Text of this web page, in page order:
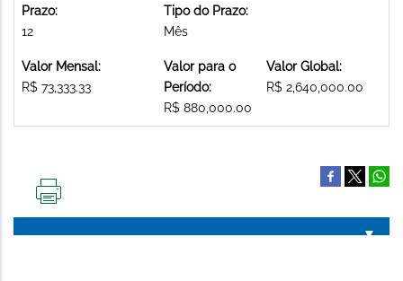
Prazo:
12
Tipo do Prazo:
Mês
Valor Mensal:
R$ 73,333.33
Valor para o
Período:
R$ 880,000.00
Valor Global:
R$ 2,640,000.00
PÁGINA